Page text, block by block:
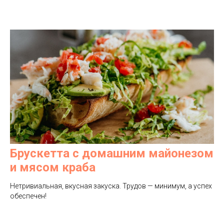
Брускетта с домашним майонезом
и мясом краба
Нетривиальная, вкусная закуска. Трудов — минимум, а успех
обеспечен!